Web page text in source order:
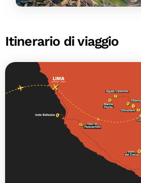
Itinerario di viaggio